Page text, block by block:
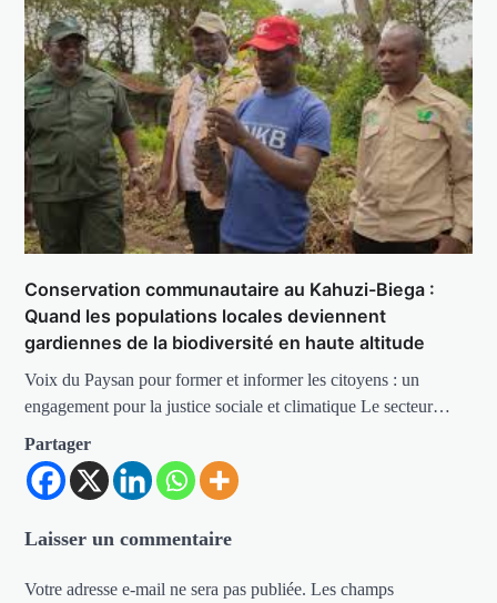
Conservation communautaire au Kahuzi-Biega :
Quand les populations locales deviennent
gardiennes de la biodiversité en haute altitude
Voix du Paysan pour former et informer les citoyens : un
engagement pour la justice sociale et climatique Le secteur…
Partager
Laisser un commentaire
Votre adresse e-mail ne sera pas publiée. Les champs